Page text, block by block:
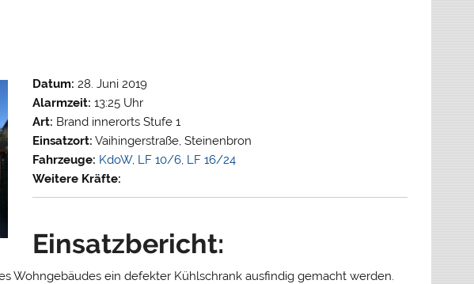
Datum: 28. Juni 2019
Alarmzeit: 13:25 Uhr
Art: Brand innerorts Stufe 1
Einsatzort: Vaihingerstraße, Steinenbron
Fahrzeuge: KdoW, LF 10/6, LF 16/24
Weitere Kräfte:
Einsatzbericht:
Wohngebäudes ein defekter Kühlschrank ausfindig gemacht werden.